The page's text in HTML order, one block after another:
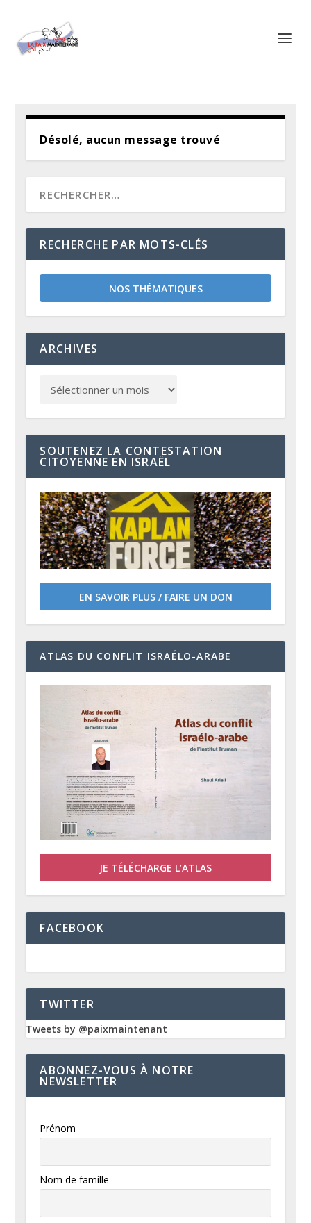
Désolé, aucun message trouvé
RECHERCHE PAR MOTS-CLÉS
NOS THÉMATIQUES
ARCHIVES
SOUTENEZ LA CONTESTATION
CITOYENNE EN ISRAËL
EN SAVOIR PLUS / FAIRE UN DON
ATLAS DU CONFLIT ISRAÉLO-ARABE
JE TÉLÉCHARGE L’ATLAS
FACEBOOK
TWITTER
Tweets by @paixmaintenant
ABONNEZ-VOUS À NOTRE
NEWSLETTER
Prénom
Nom de famille